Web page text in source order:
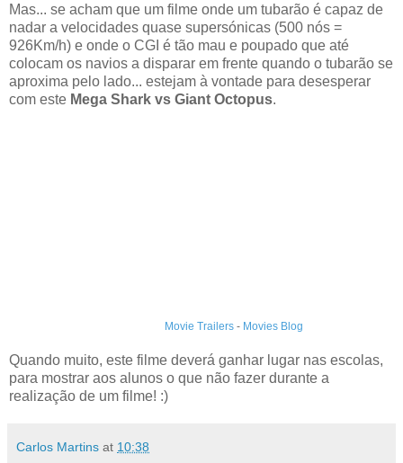
Mas... se acham que um filme onde um tubarão é capaz de
nadar a velocidades quase supersónicas (500 nós =
926Km/h) e onde o CGI é tão mau e poupado que até
colocam os navios a disparar em frente quando o tubarão se
aproxima pelo lado... estejam à vontade para desesperar
com este Mega Shark vs Giant Octopus.
Movie Trailers - Movies Blog
Quando muito, este filme deverá ganhar lugar nas escolas,
para mostrar aos alunos o que não fazer durante a
realização de um filme! :)
Carlos Martins at 10:38